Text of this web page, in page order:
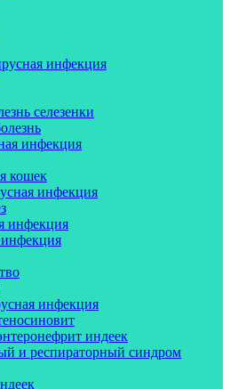
инфекция
селезенки
инфекция
кошек
инфекция
инфекция
инфекция
индеек
и респираторный синдром